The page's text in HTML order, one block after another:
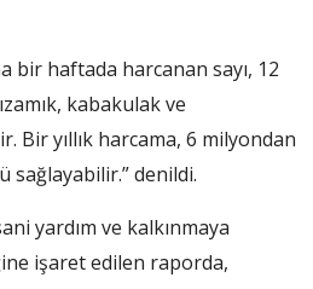
bir haftada harcanan sayı, 12
kabakulak ve
Bir yıllık harcama, 6 milyondan
sağlayabilir.” denildi.
yardım ve kalkınmaya
işaret edilen raporda,